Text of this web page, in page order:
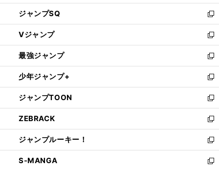
し
い
ウ
ィ
ン
ド
ウ
で
開
く
ジャンプSQ
新
し
い
ウ
ィ
ン
ド
ウ
で
開
く
Vジャンプ
新
し
い
ウ
ィ
ン
ド
ウ
で
開
く
最強ジャンプ
新
し
い
ウ
ィ
ン
ド
ウ
で
開
く
少年ジャンプ+
新
し
い
ウ
ィ
ン
ド
ウ
で
ジャンプTOON
新
し
い
ウ
ィ
ン
ド
ZEBRACK
新
し
い
ウ
ィ
ジャンプルーキー！
新
し
い
S-MANGA
新